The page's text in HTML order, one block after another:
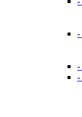
-
-
-